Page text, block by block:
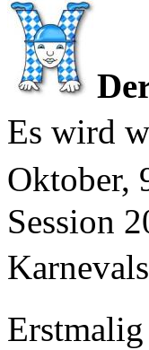
Es wird
Oktober,
Session